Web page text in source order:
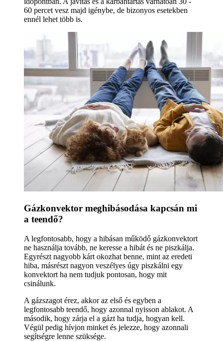
60 percet vesz majd igénybe, de bizonyos esetekben
ennél lehet több is.
Gázkonvektor meghibásodása kapcsán mi
a teendő?
A legfontosabb, hogy a hibásan működő gázkonvektort
ne használja tovább, ne keresse a hibát és ne piszkálja.
Egyrészt nagyobb kárt okozhat benne, mint az eredeti
hiba, másrészt nagyon veszélyes úgy piszkálni egy
konvektort ha nem tudjuk pontosan, hogy mit
csinálunk.
A gázszagot érez, akkor az első és egyben a
legfontosabb teendő, hogy azonnal nyisson ablakot. A
második, hogy zárja el a gázt ha tudja, hogyan kell.
Végül pedig hívjon minket és jelezze, hogy azonnali
segítségre lenne szüksége.